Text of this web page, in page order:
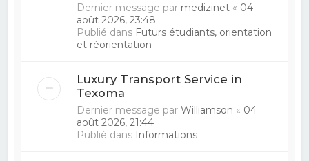
Dernier message par medizinet « 04
août 2026, 23:48
Publié dans Futurs étudiants, orientation
et réorientation
Luxury Transport Service in
Texoma
Dernier message parWilliamson « 04
août 2026, 21:44
Publié dans Informations